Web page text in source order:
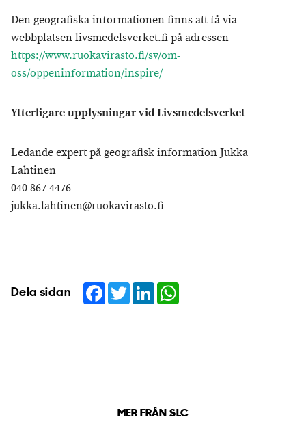
Den geografiska informationen finns att få via
webbplatsen livsmedelsverket.fi på adressen
https://www.ruokavirasto.fi/sv/om-
oss/oppeninformation/inspire/
Ytterligare upplysningar vid Livsmedelsverket
Ledande expert på geografisk information Jukka
Lahtinen
040 867 4476
jukka.lahtinen@ruokavirasto.fi
Dela sidan Facebook
TwitterLinkedIn
MER FRÅN SLC